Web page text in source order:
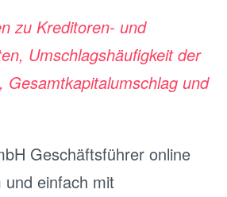
zu Kreditoren- und
Umschlagshäufigkeit der
Gesamtkapitalumschlag und
Geschäftsführer online
einfach mit